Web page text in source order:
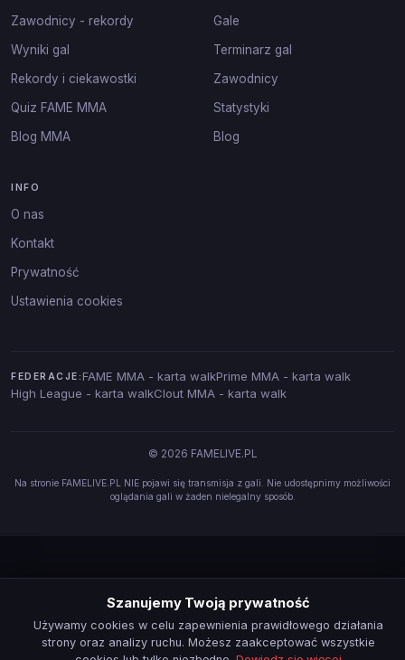
Zawodnicy - rekordy
Wyniki gal
Rekordy i ciekawostki
Quiz FAME MMA
Blog MMA
Gale
Terminarz gal
Zawodnicy
Statystyki
Blog
INFO
O nas
Kontakt
Prywatność
Ustawienia cookies
FEDERACJE: FAME MMA - karta walkPrime MMA - karta walk
High League - karta walkClout MMA - karta walk
© 2026 FAMELIVE.PL
Na stronie FAMELIVE.PL NIE pojawi się transmisja z gali. Nie udostępnimy możliwości
oglądania gali w żaden nielegalny sposób.
Szanujemy Twoją prywatność
Używamy cookies w celu zapewnienia prawidłowego działania
strony oraz analizy ruchu. Możesz zaakceptować wszystkie